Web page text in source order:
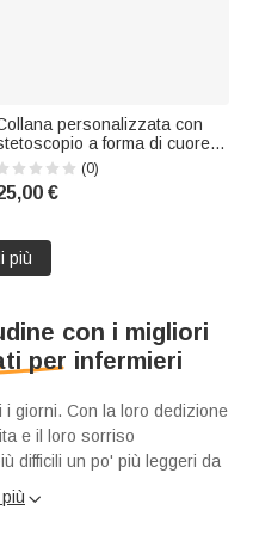
personalizzata con
a forma di cuore
e nome – Gioiello
regalo di compleanno
di riconoscimento per la
al personale medico
(0)
€
più
con i migliori
per infermieri
i giorni. Con la loro dedizione
e il loro sorriso
difficili un po' più leggeri da
modo per ringraziare un
te o di un tuo caro, o che
